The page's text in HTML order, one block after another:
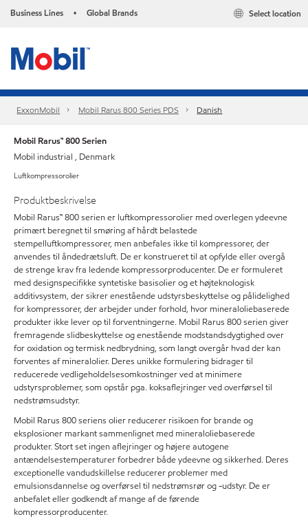
Business Lines • Global Brands Select location
ExxonMobil Mobil Rarus 800 Series PDS Danish
Mobil Rarus™ 800 Serien
Mobil industrial , Denmark
Luftkompressorolier
Produktbeskrivelse
Mobil Rarus™ 800 serien er luftkompressorolier med overlegen ydeevne
primært beregnet til smøring af hårdt belastede
stempelluftkompressorer, men anbefales ikke til kompressorer, der
anvendes til åndedrætsluft. De er konstrueret til at opfylde eller overgå
de strenge krav fra ledende kompressorproducenter. De er formuleret
med designspecifikke syntetiske basisolier og et højteknologisk
additivsystem, der sikrer enestående udstyrsbeskyttelse og pålidelighed
for kompressorer, der arbejder under forhold, hvor mineraloliebaserede
produkter ikke lever op til forventningerne. Mobil Rarus 800 serien giver
fremragende slidbeskyttelse og enestående modstandsdygtighed over
for oxidation og termisk nedbrydning, som langt overgår hvad der kan
forventes af mineralolier. Deres unikke formulering bidrager til
reducerede vedligeholdelsesomkostninger ved at minimere
udstyrsproblemer, som opstår pga. koksaflejringer ved overførsel til
nedstrømsudstyr.
Mobil Rarus 800 seriens olier reducerer risikoen for brande og
eksplosioner markant sammenlignet med mineraloliebaserede
produkter. Stort set ingen aflejringer og højere autogene
antændelsestemperaturer forbedrer både ydeevne og sikkerhed. Deres
exceptionelle vandudskillelse reducerer problemer med
emulsionsdannelse og overførsel til nedstrømsrør og -udstyr. De er
anbefalet eller godkendt af mange af de førende
kompressorproducenter.